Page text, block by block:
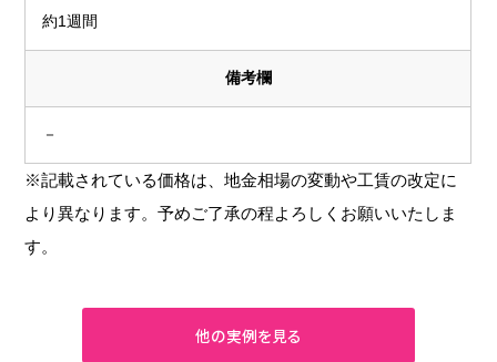
約1週間
備考欄
－
※記載されている価格は、地金相場の変動や工賃の改定に
より異なります。予めご了承の程よろしくお願いいたしま
す。